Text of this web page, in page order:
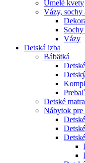
Umelé kvety
Vázy, sochy
Vázy
Detská izba
Bábätká
Detské
Nábytok pre